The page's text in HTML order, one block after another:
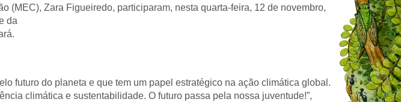
(MEC), Zara Figueiredo, participaram, nesta quarta-feira, 12 de novembro,
da
futuro do planeta e que tem um papel estratégico na ação climática global.
climática e sustentabilidade. O futuro passa pela nossa juventude!”,